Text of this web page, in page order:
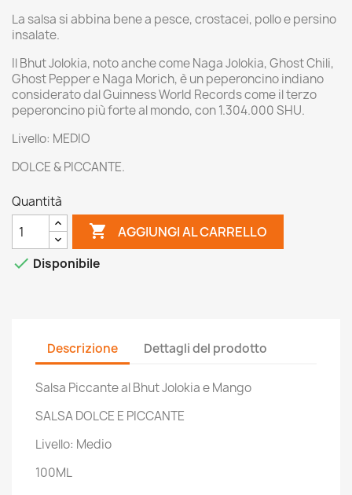
La salsa si abbina bene a pesce, crostacei, pollo e persino
insalate.
Il Bhut Jolokia, noto anche come Naga Jolokia, Ghost Chili,
Ghost Pepper e Naga Morich, è un peperoncino indiano
considerato dal Guinness World Records come il terzo
peperoncino più forte al mondo, con 1.304.000 SHU.
Livello: MEDIO
DOLCE & PICCANTE.
Quantità
 AGGIUNGI AL CARRELLO
 Disponibile
Descrizione Dettagli del prodotto
Salsa Piccante al Bhut Jolokia e Mango
SALSA DOLCE E PICCANTE
Livello: Medio
100ML